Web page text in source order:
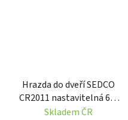
Hrazda do dveří SEDCO
CR2011 nastavitelná 63-
93 cm
Skladem ČR